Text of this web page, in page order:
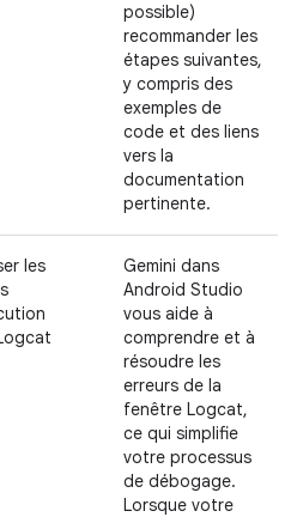
possible)
recommander les
étapes suivantes,
y compris des
exemples de
code et des liens
vers la
documentation
pertinente.
les
Gemini dans
Android Studio
vous aide à
comprendre et à
résoudre les
erreurs de la
fenêtre Logcat,
ce qui simplifie
votre processus
de débogage.
Lorsque votre